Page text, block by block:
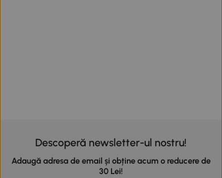
Descoperă newsletter-ul nostru!
Adaugă adresa de email și obține acum o reducere de
30 Lei!